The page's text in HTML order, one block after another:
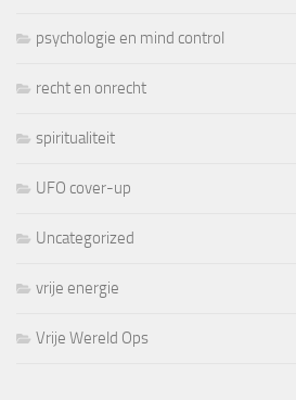
psychologie en mind control
recht en onrecht
spiritualiteit
UFO cover-up
Uncategorized
vrije energie
Vrije Wereld Ops